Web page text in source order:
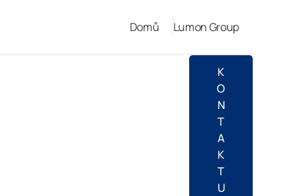
Domů Lumon Group
K
O
N
T
A
K
T
U